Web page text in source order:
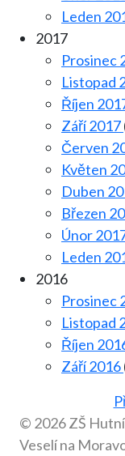
Leden
2017
Prosinec
Listopad
Říjen
Září 2017
Červen
Květen
Duben
Březen
Únor
Leden
2016
Prosinec
Listopad
Říjen
Září 2016
© 2026 ZŠ
Veselí na